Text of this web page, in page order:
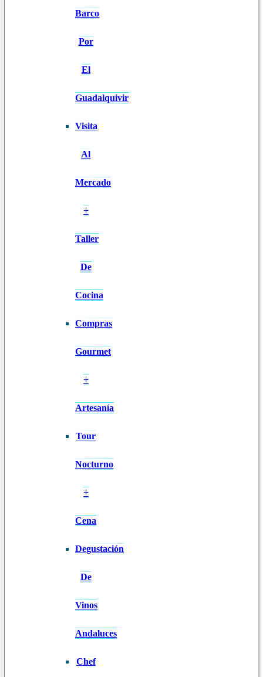
Barco
Por
El
Guadalquivir
Visita
Al
Mercado
+
Taller
De
Cocina
Compras
Gourmet
+
Artesanía
Tour
Nocturno
+
Cena
Degustación
De
Vinos
Andaluces
Chef